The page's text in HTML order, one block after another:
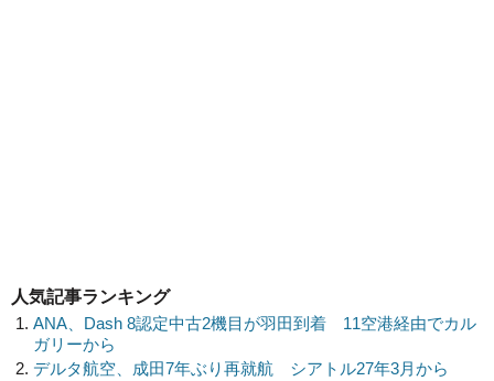
人気記事ランキング
ANA、Dash 8認定中古2機目が羽田到着 11空港経由でカル
ガリーから
デルタ航空、成田7年ぶり再就航 シアトル27年3月から